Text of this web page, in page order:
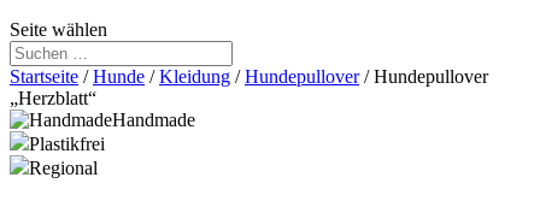
Seite wählen
Startseite /Hunde /Kleidung /Hundepullover/ Hundepullover
„Herzblatt“
Handmade
Plastikfrei
Regional